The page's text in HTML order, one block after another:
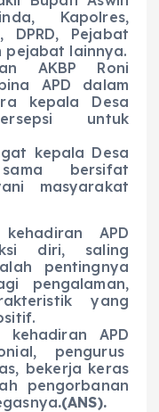
Kapolres,
DPRD, Pejabat
pejabat lainnya.
AKBP Roni
APD dalam
kepala Desa
untuk
kepala Desa
bersifat
masyarakat
APD
diri, saling
pentingnya
pengalaman,
yang
kehadiran APD
pengurus
bekerja keras
pengorbanan
.(ANS).